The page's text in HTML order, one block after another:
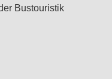
Bustouristik